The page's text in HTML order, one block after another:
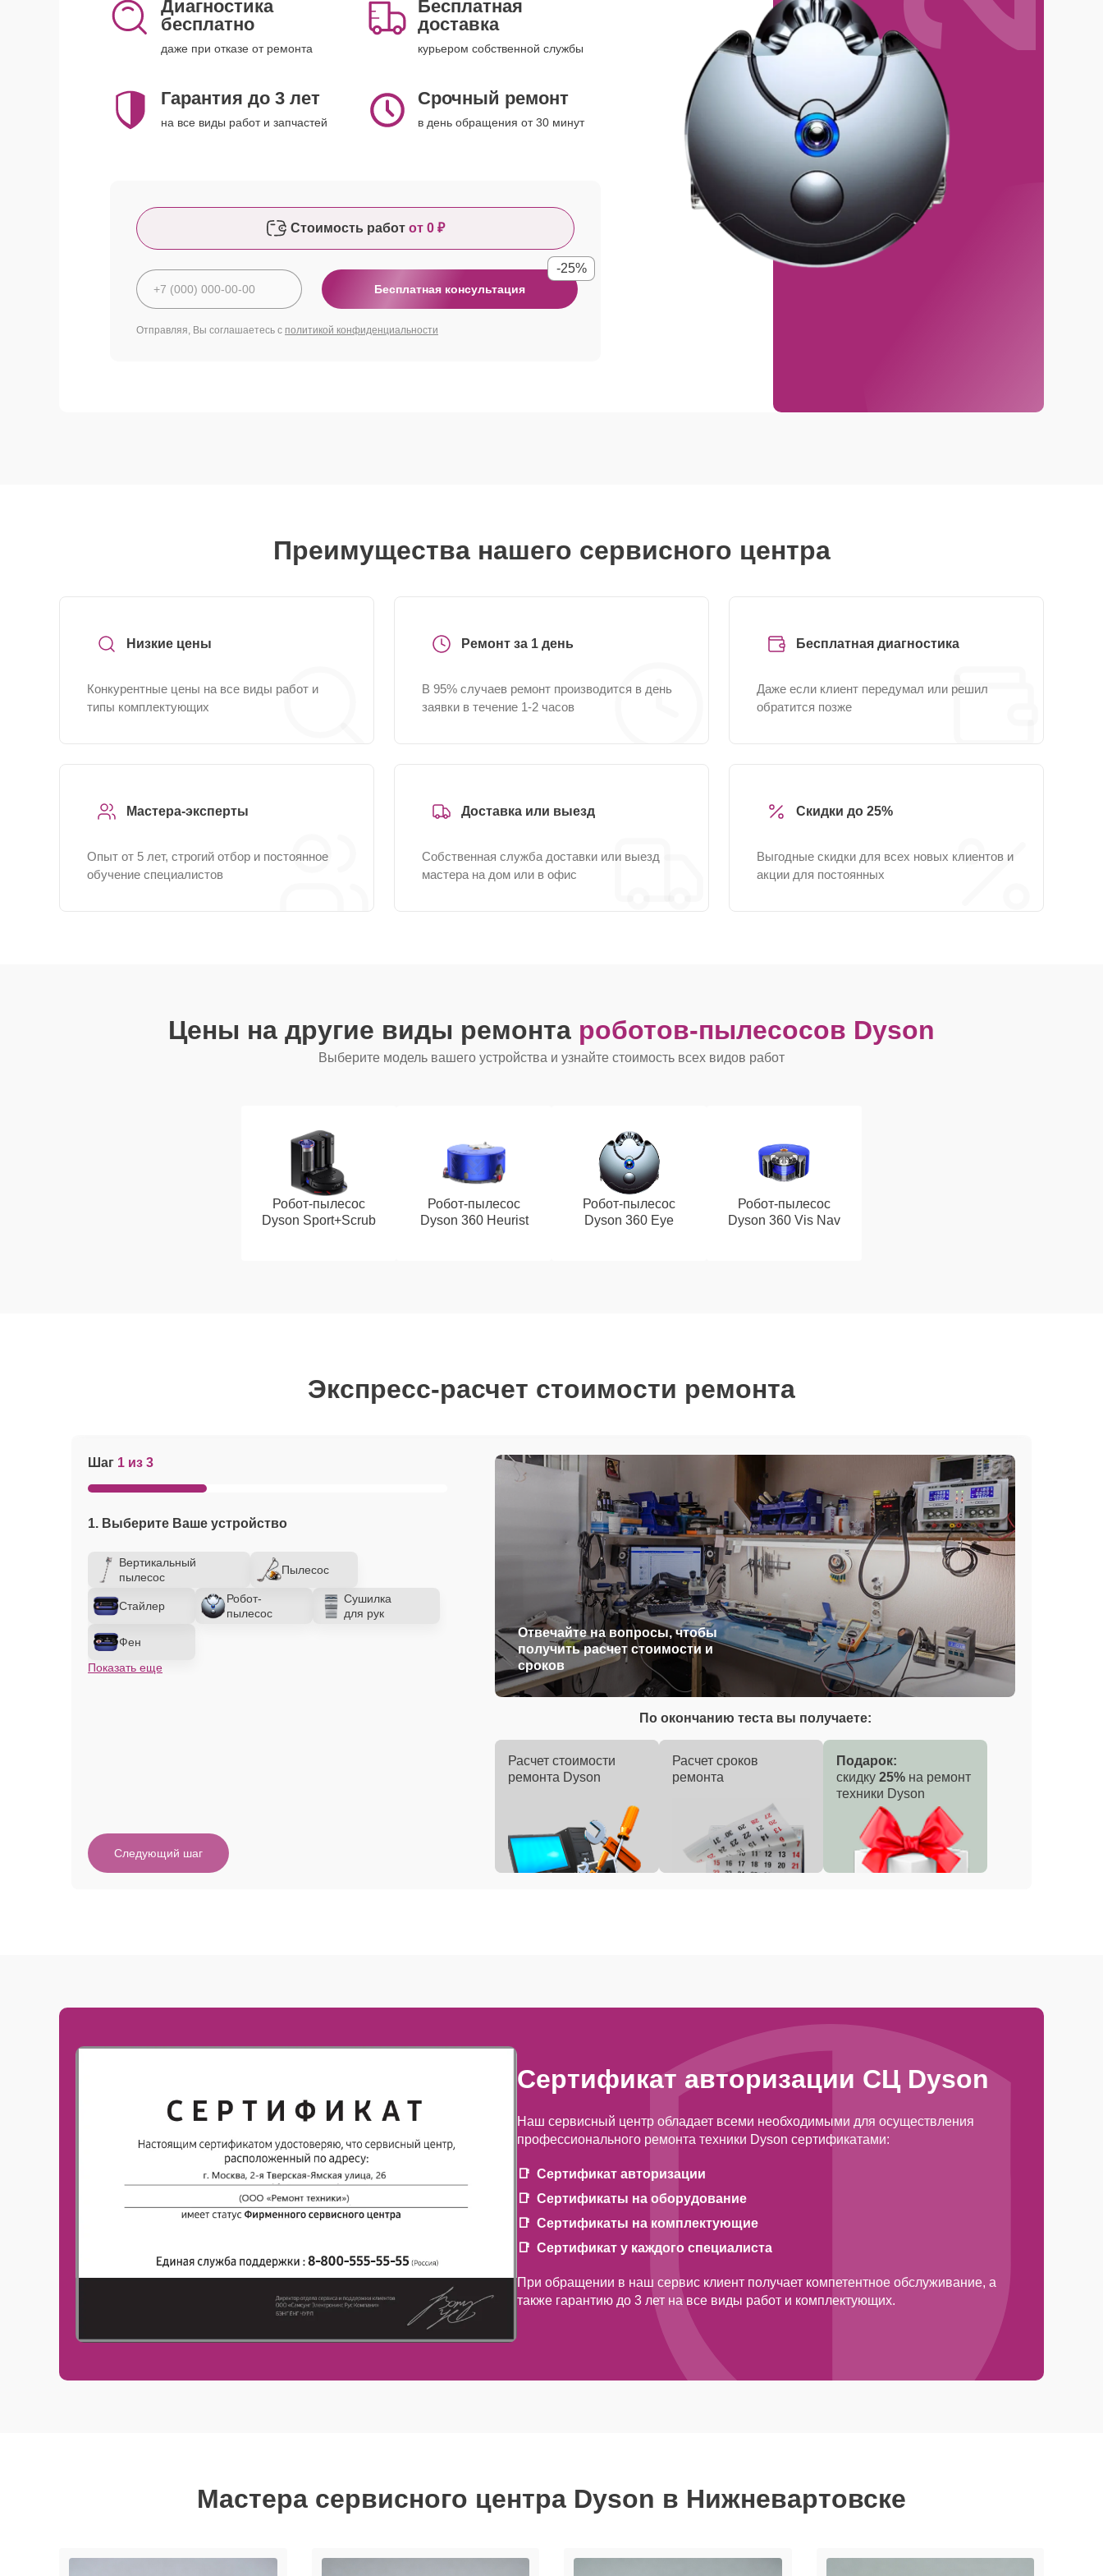
Диагностика
бесплатно
даже при отказе от ремонта
Бесплатная
доставка
курьером собственной службы
Гарантия до 3 лет
на все виды работ и запчастей
Срочный ремонт
в день обращения от 30 минут
Стоимость работ от 0 ₽
Бесплатная консультация
-25%
Отправляя, Вы соглашаетесь с политикой конфиденциальности
Преимущества нашего сервисного центра
Низкие цены
Конкурентные цены на все виды работ и
типы комплектующих
Ремонт за 1 день
В 95% случаев ремонт производится в день
заявки в течение 1-2 часов
Бесплатная диагностика
Даже если клиент передумал или решил
обратится позже
Мастера-эксперты
Опыт от 5 лет, строгий отбор и постоянное
обучение специалистов
Доставка или выезд
Собственная служба доставки или выезд
мастера на дом или в офис
Скидки до 25%
Выгодные скидки для всех новых клиентов и
акции для постоянных
Цены на другие виды ремонта роботов-пылесосов Dyson
Выберите модель вашего устройства и узнайте стоимость всех видов работ
Робот-пылесос
Dyson Sport+Scrub
Робот-пылесос
Dyson 360 Heurist
Робот-пылесос
Dyson 360 Eye
Робот-пылесос
Dyson 360 Vis Nav
Экспресс-расчет стоимости ремонта
Шаг 1 из 3
1. Выберите Ваше устройство
Вертикальный
пылесос
Пылесос
Стайлер
Робот-
пылесос
Сушилка
для рук
Фен
Показать еще
Отвечайте на вопросы, чтобы
получить расчет стоимости и
сроков
Следующий шаг
По окончанию теста вы получаете:
Расчет стоимости
ремонта Dyson
Расчет сроков
ремонта
Подарок:
скидку 25% на ремонт
техники Dyson
Сертификат авторизации СЦ Dyson
Наш сервисный центр обладает всеми необходимыми для осуществления
профессионального ремонта техники Dyson сертификатами:
Сертификат авторизации
Сертификаты на оборудование
Сертификаты на комплектующие
Сертификат у каждого специалиста
При обращении в наш сервис клиент получает компетентное обслуживание, а
также гарантию до 3 лет на все виды работ и комплектующих.
Мастера сервисного центра Dyson в Нижневартовске